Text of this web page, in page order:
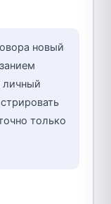
новый
личный
только